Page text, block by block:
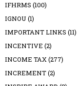
IFHRMS (100)
IGNOU (1)
IMPORTANT LINKS (11)
INCENTIVE (2)
INCOME TAX(277)
INCREMENT(2)